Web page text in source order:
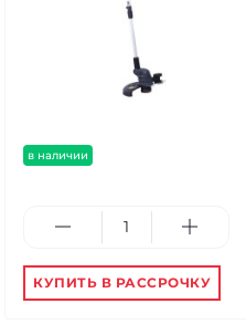
в наличии
КУПИТЬ В РАССРОЧКУ